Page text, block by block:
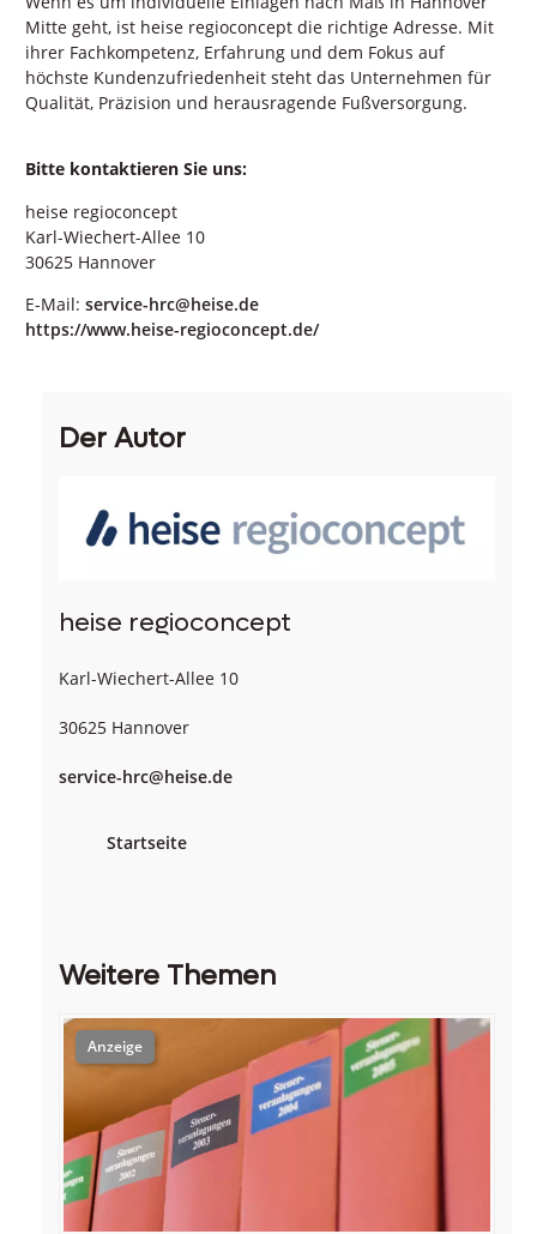
Mitte geht, ist heise regioconcept die richtige Adresse. Mit
ihrer Fachkompetenz, Erfahrung und dem Fokus auf
höchste Kundenzufriedenheit steht das Unternehmen für
Qualität, Präzision und herausragende Fußversorgung.
Bitte kontaktieren Sie uns:
heise regioconcept
Karl-Wiechert-Allee 10
30625 Hannover
E-Mail: service-hrc@heise.de
https://www.heise-regioconcept.de/
Der Autor
heise regioconcept
Karl-Wiechert-Allee 10
30625 Hannover
service-hrc@heise.de
Startseite
Weitere Themen